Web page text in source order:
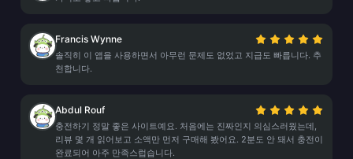
Francis Wynne
솔직히 이 앱을 사용하면서 아무런 문제도 없었고 지급도 빠릅니다. 추
천합니다.
Abdul Rouf
충전하기 정말 좋은 사이트예요. 처음에는 진짜인지 의심스러웠는데,
리뷰 몇 개 읽어보고 소액만 먼저 구매해 봤어요. 2분도 안 돼서 충전이
완료되어 아주 만족스럽습니다.